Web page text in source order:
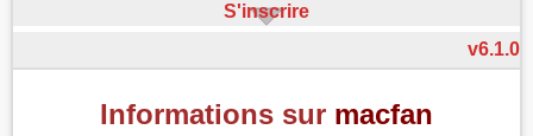
S'inscrire
v6.1.0
Informations sur macfan